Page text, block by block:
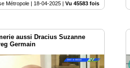
Métropole | 18-04-2025| Vu 45583 fois
aussi Dracius Suzanne
Germain